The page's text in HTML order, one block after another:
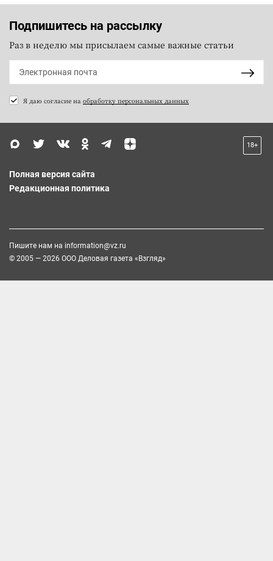
Подпишитесь на рассылку
Раз в неделю мы присылаем самые важные статьи
Я даю согласие на обработку персональных данных
18+
Полная версия сайта
Редакционная политика
Пишите нам на information@vz.ru
© 2005 — 2026 ООО Деловая газета «Взгляд»